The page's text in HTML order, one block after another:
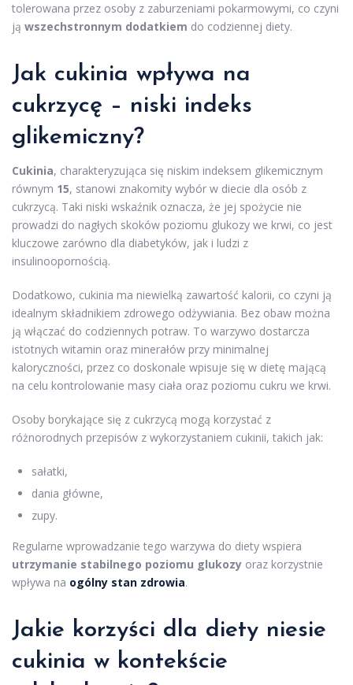
tolerowana przez osoby z zaburzeniami pokarmowymi, co czyni
ją wszechstronnym dodatkiem do codziennej diety.
Jak cukinia wpływa na
cukrzycę – niski indeks
glikemiczny?
Cukinia, charakteryzująca się niskim indeksem glikemicznym
równym 15, stanowi znakomity wybór w diecie dla osób z
cukrzycą. Taki niski wskaźnik oznacza, że jej spożycie nie
prowadzi do nagłych skoków poziomu glukozy we krwi, co jest
kluczowe zarówno dla diabetyków, jak i ludzi z
insulinoopornością.
Dodatkowo, cukinia ma niewielką zawartość kalorii, co czyni ją
idealnym składnikiem zdrowego odżywiania. Bez obaw można
ją włączać do codziennych potraw. To warzywo dostarcza
istotnych witamin oraz minerałów przy minimalnej
kaloryczności, przez co doskonale wpisuje się w dietę mającą
na celu kontrolowanie masy ciała oraz poziomu cukru we krwi.
Osoby borykające się z cukrzycą mogą korzystać z
różnorodnych przepisów z wykorzystaniem cukinii, takich jak:
sałatki,
dania główne,
zupy.
Regularne wprowadzanie tego warzywa do diety wspiera
utrzymanie stabilnego poziomu glukozy oraz korzystnie
wpływa na ogólny stan zdrowia.
Jakie korzyści dla diety niesie
cukinia w kontekście